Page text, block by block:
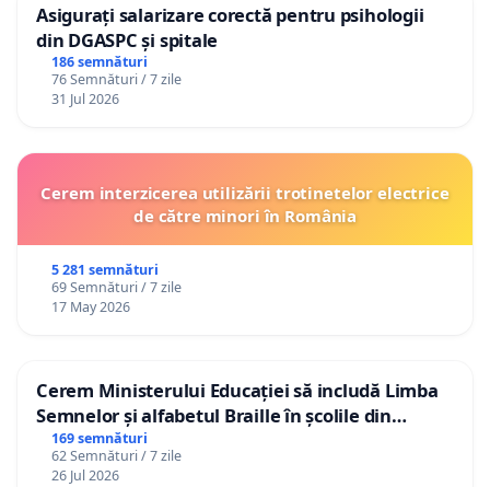
Asigurați salarizare corectă pentru psihologii
din DGASPC și spitale
186 semnături
76 Semnături / 7 zile
31 Jul 2026
Cerem interzicerea utilizării trotinetelor electrice
de către minori în România
5 281 semnături
69 Semnături / 7 zile
17 May 2026
Cerem Ministerului Educației să includă Limba
Semnelor și alfabetul Braille în școlile din
Republica Moldova!
169 semnături
62 Semnături / 7 zile
26 Jul 2026